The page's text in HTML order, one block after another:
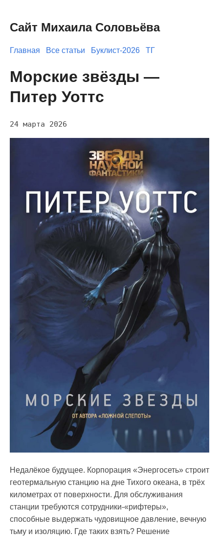
Сайт Михаила Соловьёва
Главная Все статьи Буклист-2026 ТГ
Морские звёзды —
Питер Уоттс
24 марта 2026
Недалёкое будущее. Корпорация «Энергосеть» строит
геотермальную станцию на дне Тихого океана, в трёх
километрах от поверхности. Для обслуживания
станции требуются сотрудники-«рифтеры»,
способные выдержать чудовищное давление, вечную
тьму и изоляцию. Где таких взять? Решение